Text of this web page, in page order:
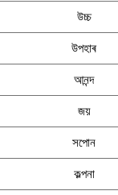
উচ্চ
উপহাৰ
আনন্দ
জয়
সপোন
কল্পনা